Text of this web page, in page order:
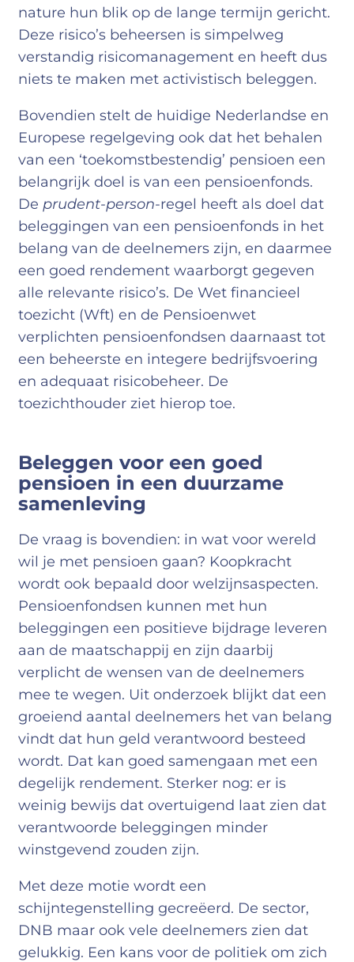
nature hun blik op de lange termijn gericht.
Deze risico’s beheersen is simpelweg
verstandig risicomanagement en heeft dus
niets te maken met activistisch beleggen.
Bovendien stelt de huidige Nederlandse en
Europese regelgeving ook dat het behalen
van een ‘toekomstbestendig’ pensioen een
belangrijk doel is van een pensioenfonds.
De prudent-person-regel heeft als doel dat
beleggingen van een pensioenfonds in het
belang van de deelnemers zijn, en daarmee
een goed rendement waarborgt gegeven
alle relevante risico’s. De Wet financieel
toezicht (Wft) en de Pensioenwet
verplichten pensioenfondsen daarnaast tot
een beheerste en integere bedrijfsvoering
en adequaat risicobeheer. De
toezichthouder ziet hierop toe.
Beleggen voor een goed
pensioen in een duurzame
samenleving
De vraag is bovendien: in wat voor wereld
wil je met pensioen gaan? Koopkracht
wordt ook bepaald door welzijnsaspecten.
Pensioenfondsen kunnen met hun
beleggingen een positieve bijdrage leveren
aan de maatschappij en zijn daarbij
verplicht de wensen van de deelnemers
mee te wegen. Uit onderzoek blijkt dat een
groeiend aantal deelnemers het van belang
vindt dat hun geld verantwoord besteed
wordt. Dat kan goed samengaan met een
degelijk rendement. Sterker nog: er is
weinig bewijs dat overtuigend laat zien dat
verantwoorde beleggingen minder
winstgevend zouden zijn.
Met deze motie wordt een
schijntegenstelling gecreëerd. De sector,
DNB maar ook vele deelnemers zien dat
gelukkig. Een kans voor de politiek om zich